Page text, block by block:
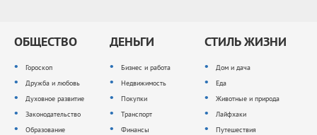
ОБЩЕСТВО
Гороскоп
Дружба и любовь
Духовное развитие
Законодательство
Образование
ДЕНЬГИ
Бизнес и работа
Недвижимость
Покупки
Транспорт
Финансы
СТИЛЬ ЖИЗНИ
Дом и дача
Еда
Животные и природа
Лайфхаки
Путешествия